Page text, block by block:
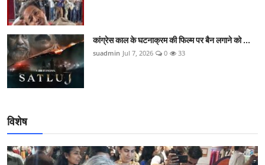
कांग्रेस काल के घटनाक्रम की फिल्म पर बैन लगाने को ...
suadmin Jul 7, 2026 0 33
विशेष